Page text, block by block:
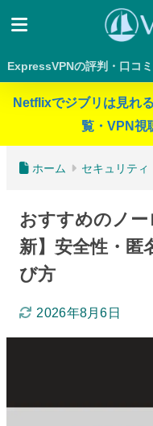
ExpressVPNの評判・口コミ
Netflixでジブリは見れ
覧・VPN視
ホーム セキュリティ
おすすめのノー
新】安全性・匿
び方
2026年8月6日